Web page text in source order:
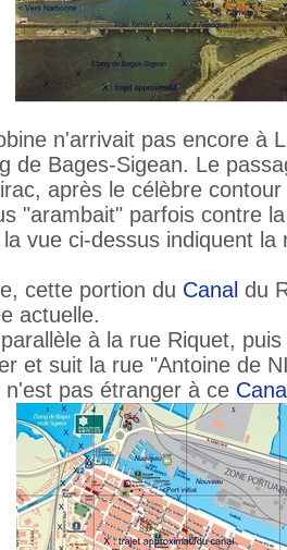
n'arrivait pas encore à
de Bages-Sigean. Le
après le célèbre
"arambait" parfois contre
vue ci-dessus indiquent la
cette portion du Canal du
actuelle.
à la rue Riquet,
et suit la rue "Antoine de
pas étranger à ce